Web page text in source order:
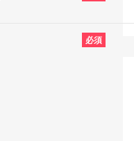
必須